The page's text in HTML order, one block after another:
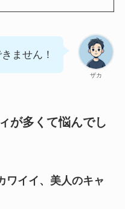
ザカ
ません！
が多くて悩んでし
ワイイ、美人のキャ